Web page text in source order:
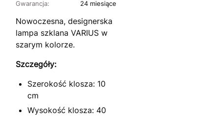
Gwarancja:
24 miesiące
Nowoczesna, designerska
lampa szklana VARIUS w
szarym kolorze.
Szczegóły:
Szerokość klosza: 10
cm
Wysokość klosza: 40